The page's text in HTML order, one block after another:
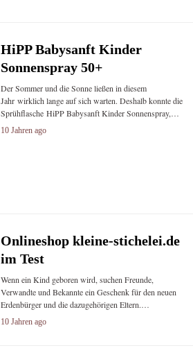
HiPP Babysanft Kinder
Sonnenspray 50+
Der Sommer und die Sonne ließen in diesem
Jahr wirklich lange auf sich warten. Deshalb konnte die
Sprühflasche HiPP Babysanft Kinder Sonnenspray,…
10 Jahren ago
Onlineshop kleine-stichelei.de
im Test
Wenn ein Kind geboren wird, suchen Freunde,
Verwandte und Bekannte ein Geschenk für den neuen
Erdenbürger und die dazugehörigen Eltern.…
10 Jahren ago